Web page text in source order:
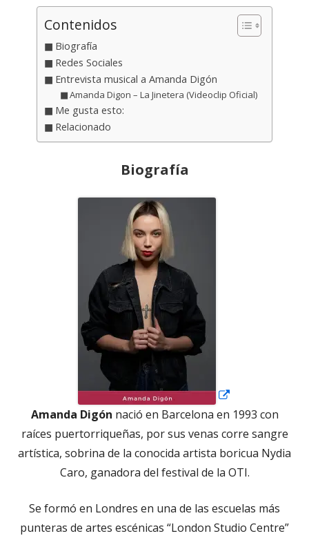
Contenidos
Biografía
Redes Sociales
Entrevista musical a Amanda Digón
Amanda Digon – La Jinetera (Videoclip Oficial)
Me gusta esto:
Relacionado
Biografía
Amanda Digón nació en Barcelona en 1993 con
raíces puertorriqueñas, por sus venas corre sangre
artística, sobrina de la conocida artista boricua Nydia
Caro, ganadora del festival de la OTI.
Se formó en Londres en una de las escuelas más
punteras de artes escénicas “London Studio Centre”